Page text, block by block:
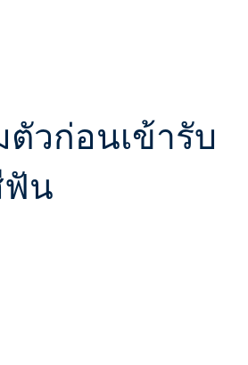
ตัวก่อนเข้ารับ
ฟัน